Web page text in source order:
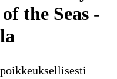
the Seas -